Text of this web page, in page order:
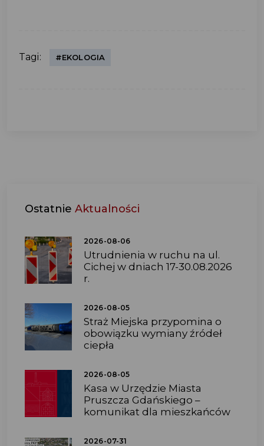
Tagi: #EKOLOGIA
Ostatnie Aktualności
2026-08-06
Utrudnienia w ruchu na ul.
Cichej w dniach 17-30.08.2026
r.
2026-08-05
Straż Miejska przypomina o
obowiązku wymiany źródeł
ciepła
2026-08-05
Kasa w Urzędzie Miasta
Pruszcza Gdańskiego –
komunikat dla mieszkańców
2026-07-31